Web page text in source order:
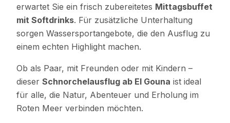
erwartet Sie ein frisch zubereitetes Mittagsbuffet
mit Softdrinks. Für zusätzliche Unterhaltung
sorgen Wassersportangebote, die den Ausflug zu
einem echten Highlight machen.
Ob als Paar, mit Freunden oder mit Kindern –
dieser Schnorchelausflug ab El Gouna ist ideal
für alle, die Natur, Abenteuer und Erholung im
Roten Meer verbinden möchten.